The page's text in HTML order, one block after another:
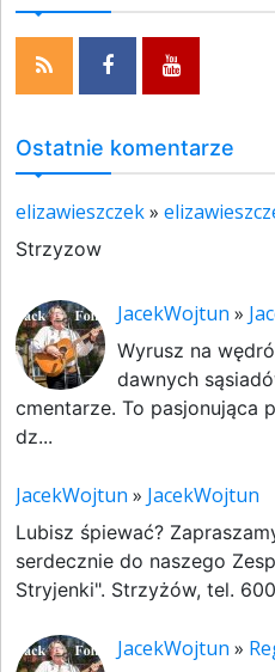
Ostatnie komentarze
elizawieszczek»
Strzyzow
JacekWojtun »
Wyrusz na
dawnych
cmentarze. To pasjonująca
dz...
JacekWojtun » JacekWojtun
Lubisz śpiewać?
serdecznie do naszego
Stryjenki". Strzyżów, tel.
JacekWojtun »